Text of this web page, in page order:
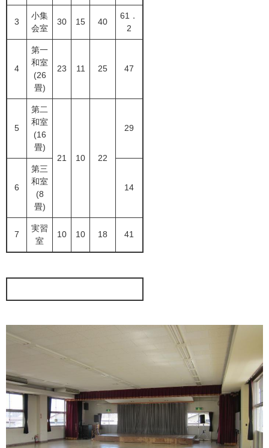
3
小集
会室
30 15 40
61．
2
4
第一
和室
(26
畳)
23 11 25 47
5
第二
和室
(16
畳)
21
10 22
29
6
第三
和室
(8
畳)
14
7
実習
室
10 10 18 41